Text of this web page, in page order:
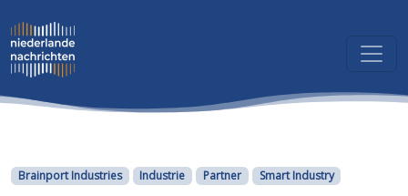
Kategorien
Brainport Industries Industrie Partner Smart Industry